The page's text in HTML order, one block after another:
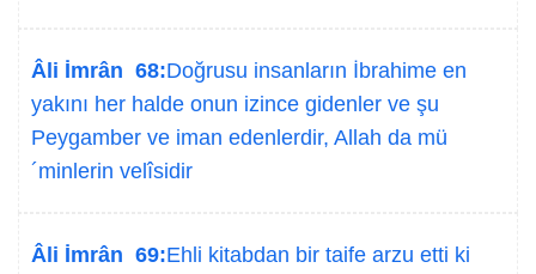
Âli İmrân 68:Doğrusu insanların İbrahime en
yakını her halde onun izince gidenler ve şu
Peygamber ve iman edenlerdir, Allah da mü
´minlerin velîsidir
Âli İmrân 69:Ehli kitabdan bir taife arzu etti ki